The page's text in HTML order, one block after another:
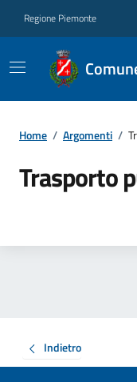
Regione Piemonte
Home / Argomenti /
Trasporto
Indietro